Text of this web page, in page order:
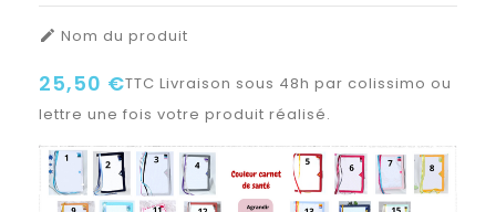
 Nom du produit
25,50 €TTC Livraison sous 48h par colissimo ou
lettre une fois votre produit réalisé.